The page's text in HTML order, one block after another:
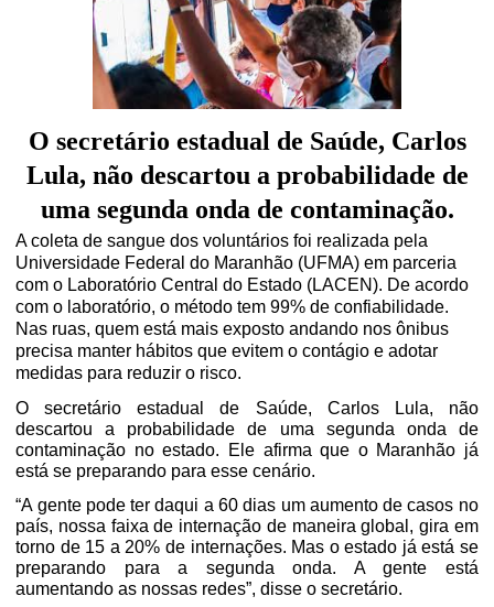
O secretário estadual de Saúde, Carlos
Lula, não descartou a probabilidade de
uma segunda onda de contaminação.
A coleta de sangue dos voluntários foi realizada pela
Universidade Federal do Maranhão (UFMA) em parceria
com o Laboratório Central do Estado (LACEN). De acordo
com o laboratório, o método tem 99% de confiabilidade.
Nas ruas, quem está mais exposto andando nos ônibus
precisa manter hábitos que evitem o contágio e adotar
medidas para reduzir o risco.
O secretário estadual de Saúde, Carlos Lula, não
descartou a probabilidade de uma segunda onda de
contaminação no estado. Ele afirma que o Maranhão já
está se preparando para esse cenário.
“A gente pode ter daqui a 60 dias um aumento de casos no
país, nossa faixa de internação de maneira global, gira em
torno de 15 a 20% de internações. Mas o estado já está se
preparando para a segunda onda. A gente está
aumentando as nossas redes”, disse o secretário.